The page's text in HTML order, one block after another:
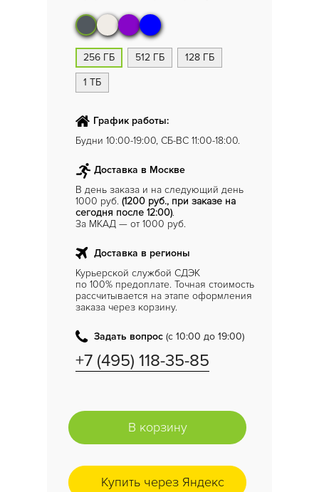
256 ГБ 512 ГБ 128 ГБ
1 ТБ
График работы:
Будни 10:00-19:00, СБ-ВС 11:00-18:00.
Доставка в Москве
В день заказа и на следующий день
1000 руб. (1200 руб., при заказе на
сегодня после 12:00).
За МКАД — от 1000 руб.
Доставка в регионы
Курьерской службой СДЭК
по 100% предоплате. Точная стоимость
рассчитывается на этапе оформления
заказа через корзину.
Задать вопрос (с 10:00 до 19:00)
+7 (495) 118-35-85
В корзину
Купить через Яндекс